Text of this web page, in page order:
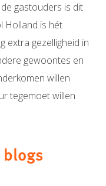
gastouders is dit
Holland is hét
extra gezelligheid in
gewoontes en
willen
tegemoet willen
blogs